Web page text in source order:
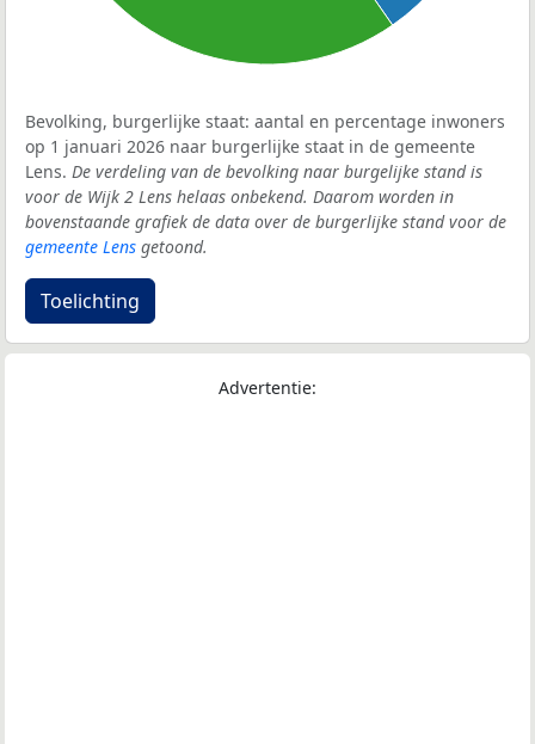
Bevolking, burgerlijke staat: aantal en percentage inwoners
op 1 januari 2026 naar burgerlijke staat in de gemeente
Lens. De verdeling van de bevolking naar burgelijke stand is
voor de Wijk 2 Lens helaas onbekend. Daarom worden in
bovenstaande grafiek de data over de burgerlijke stand voor de
gemeente Lens getoond.
Toelichting
Advertentie: